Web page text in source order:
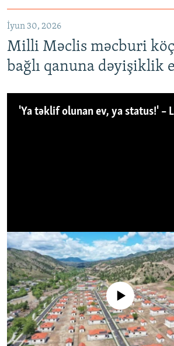
İyun 30, 2026
Milli Məclis məcburi
bağlı qanuna dəyişiklik
No media source currently